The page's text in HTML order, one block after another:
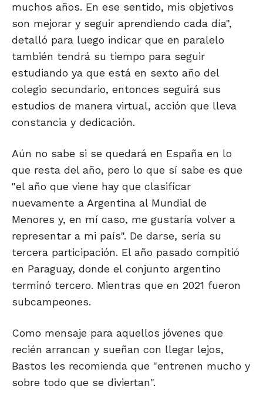
muchos años. En ese sentido, mis objetivos
son mejorar y seguir aprendiendo cada día",
detalló para luego indicar que en paralelo
también tendrá su tiempo para seguir
estudiando ya que está en sexto año del
colegio secundario, entonces seguirá sus
estudios de manera virtual, acción que lleva
constancia y dedicación.
Aún no sabe si se quedará en España en lo
que resta del año, pero lo que sí sabe es que
"el año que viene hay que clasificar
nuevamente a Argentina al Mundial de
Menores y, en mí caso, me gustaría volver a
representar a mi país". De darse, sería su
tercera participación. El año pasado compitió
en Paraguay, donde el conjunto argentino
terminó tercero. Mientras que en 2021 fueron
subcampeones.
Como mensaje para aquellos jóvenes que
recién arrancan y sueñan con llegar lejos,
Bastos les recomienda que "entrenen mucho y
sobre todo que se diviertan".